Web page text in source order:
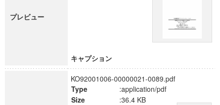
プレビュー
キャプション
KO92001006-00000021-0089.pdf
Type
:application/pdf
Size
:36.4 KB